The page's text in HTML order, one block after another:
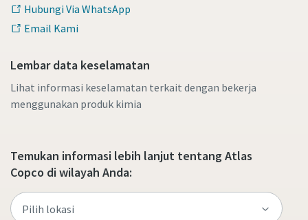
Semua yang perlu Anda ketahui tentang
Hubungi Via WhatsApp
Email Kami
Lembar data keselamatan
Lihat informasi keselamatan terkait dengan bekerja
menggunakan produk kimia
Temukan informasi lebih lanjut tentang Atlas
Copco di wilayah Anda: